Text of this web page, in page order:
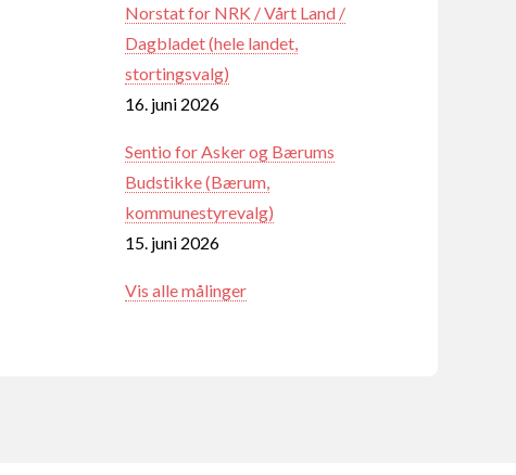
Norstat for NRK / Vårt Land /
Dagbladet (hele landet,
stortingsvalg)
16. juni 2026
Sentio for Asker og Bærums
Budstikke (Bærum,
kommunestyrevalg)
15. juni 2026
Vis alle målinger